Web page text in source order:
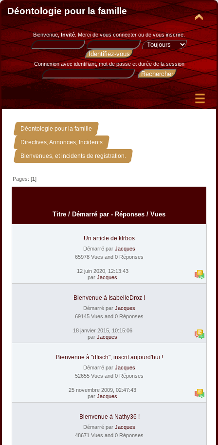
Déontologie pour la famille
Bienvenue, Invité. Merci devous connecter ou de vous inscrire.
Connexion avec identifiant, mot de passe et durée de la session
Déontologie pour la famille »
Directives, Annonces, Incidents »
Bienvenues, et incidents de registration.
Pages: [1]
Titre / Démarré par - Réponses / Vues
Un article de klrbos
Démarré par Jacques
65978 Vues and 0 Réponses
12 juin 2020, 12:13:43
par Jacques
Bienvenue à IsabelleDroz !
Démarré par Jacques
69145 Vues and 0 Réponses
18 janvier 2015, 10:15:06
par Jacques
Bienvenue à "dfisch", inscrit aujourd'hui !
Démarré par Jacques
52655 Vues and 0 Réponses
25 novembre 2009, 02:47:43
par Jacques
Bienvenue à Nathy36 !
Démarré par Jacques
48671 Vues and 0 Réponses